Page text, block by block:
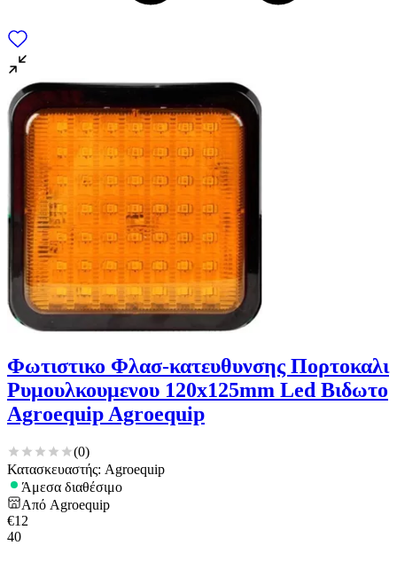
Φωτιστικο Φλασ-κατευθυνσης Πορτοκαλι
Ρυμουλκουμενου 120x125mm Led Βιδωτο
Agroequip Agroequip
(0)
Κατασκευαστής: Agroequip
Άμεσα διαθέσιμο
Από Agroequip
€12
40